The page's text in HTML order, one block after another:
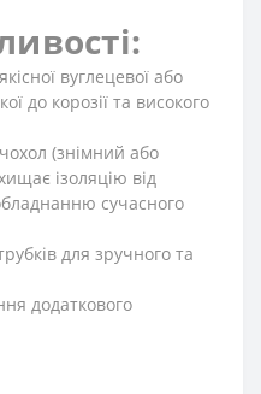
вуглецевої або
до корозії та високого
(знімний або
ізоляцію від
сучасного
для зручного та
додаткового